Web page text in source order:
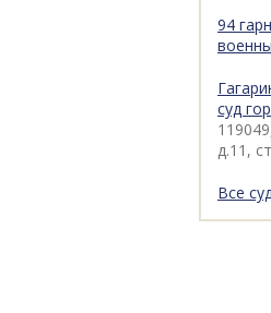
94
суд
д.11,
Все